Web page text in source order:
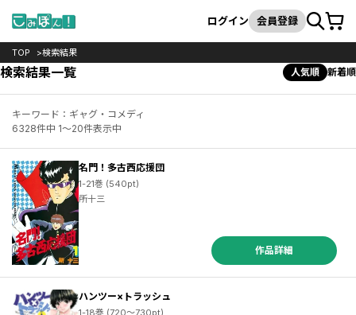
検索
ログイン 会員登録カート
TOP 検索結果
検索結果一覧 人気順 新着順
キーワード：ギャグ・コメディ
6328件中 1～20件表示中
名門！多古西応援団
1-21巻 (540pt)
所十三
作品詳細
ハンツー×トラッシュ
1-18巻 (720～730pt)